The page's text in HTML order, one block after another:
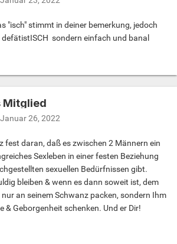
"isch" stimmt in deiner bemerkung, jedoch
sondern einfach und banal
Mitglied
Januar 26, 2022
fest daran, daß es zwischen 2 Männern ein
Sexleben in einer festen Beziehung
sexuellen Bedürfnissen gibt.
bleiben & wenn es dann soweit ist, dem
an seinem Schwanz packen, sondern Ihm
& Geborgenheit schenken. Und er Dir!